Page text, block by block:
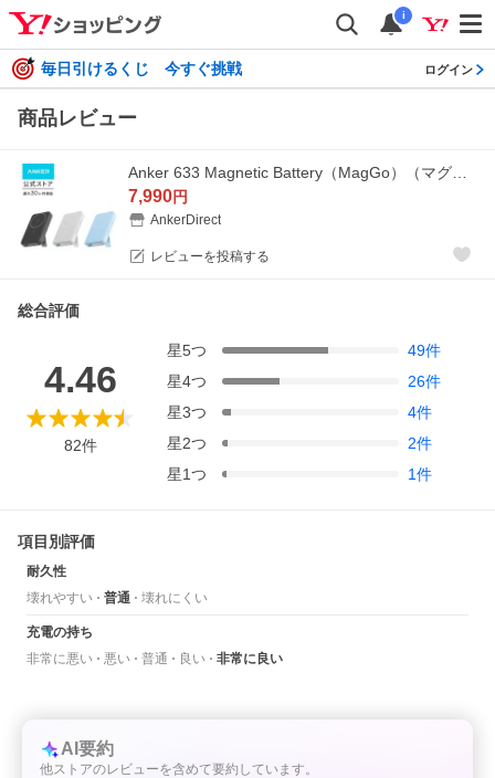
i
毎日引けるくじ 今すぐ挑戦 ログイン
商品レビュー
7,990円
AnkerDirect
レビューを投稿する
総合評価
4.46
82件
星5つ 49件
星4つ 26件
星3つ 4件
星2つ 2件
星1つ 1件
項目別評価
耐久性
壊れやすい
普通 壊れにくい
充電の持ち
非常に悪い
悪い 普通 良い 非常に良い
AI要約
他ストアのレビューを含めて要約しています。